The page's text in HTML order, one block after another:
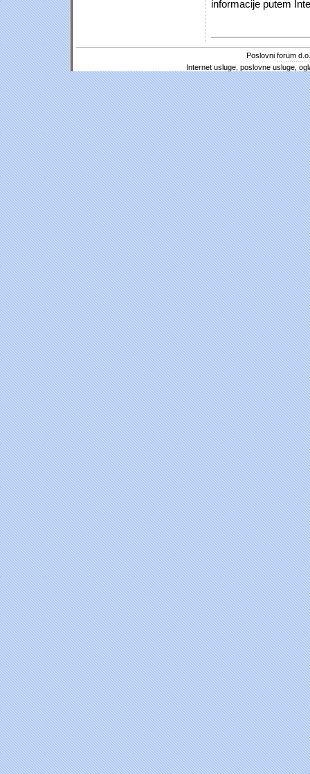
informacije putem
Poslovni forum
Internet usluge, poslovne usluge,